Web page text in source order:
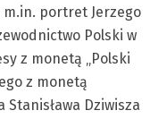
m.in. portret Jerzego
Polski w
z monetą „Polski
z monetą
Stanisława Dziwisza